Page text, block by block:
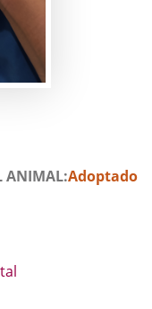
ANIMAL Adoptado